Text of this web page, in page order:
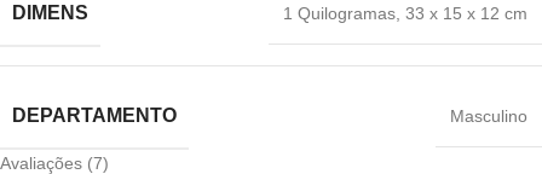
DIMENS 1 Quilogramas 33 x 15 x 12 cm
DEPARTAMENTO ‎Masculino
Avaliações (7)